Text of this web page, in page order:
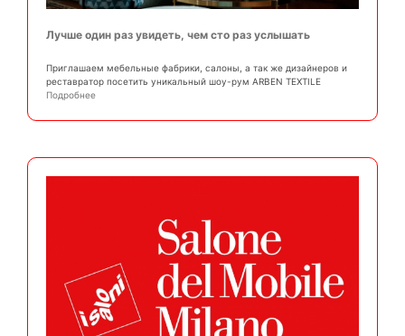
Лучше один раз увидеть, чем сто раз услышать
Приглашаем мебельные фабрики, салоны, а так же дизайнеров и
реставратор посетить уникальный шоу-рум ARBEN TEXTILE
Подробнее